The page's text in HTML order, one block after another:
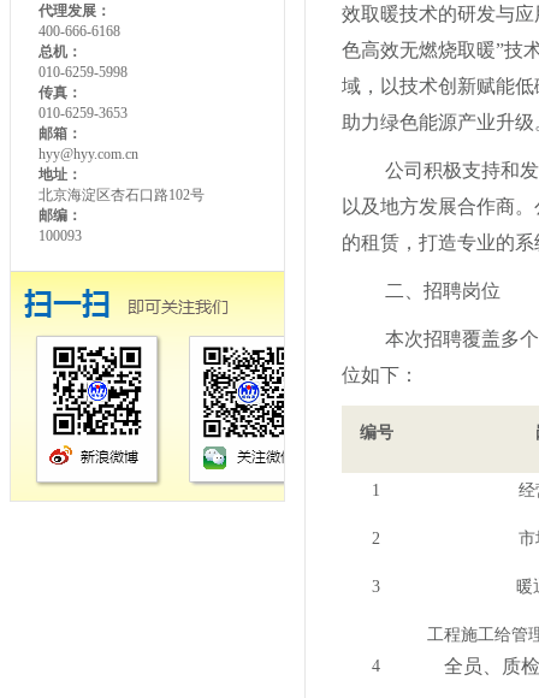
代理发展：
400-666-6168
总机：
010-6259-5998
传真：
010-6259-3653
邮箱：
hyy@hyy.com.cn
地址：
北京海淀区杏石口路102号
邮编：
100093
效取暖技术的研发与
色高效无燃烧取暖”技
域，以技术创新赋能
助力绿色能源产业升级
公司积极支持和
以及地方发展合作商
的租赁，打造专业的
二、招聘岗位
本次招聘覆盖多
位如下：
编号
1 经
2 市
3 暖
4
工程施工给管
全员、质